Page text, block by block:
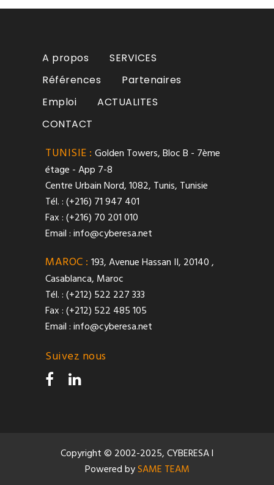
A propos
SERVICES
Références
Partenaires
Emploi
ACTUALITES
CONTACT
TUNISIE : Golden Towers, Bloc B - 7ème
étage - App 7-8
Centre Urbain Nord, 1082, Tunis, Tunisie
Tél. : (+216) 71 947 401
Fax : (+216) 70 201 010
Email :info@cyberesa.net
MAROC : 193, Avenue Hassan II, 20140 ,
Casablanca, Maroc
Tél. : (+212) 522 227 333
Fax : (+212) 522 485 105
Email :info@cyberesa.net
Suivez nous
Copyright © 2002-2025, CYBERESA l
Powered bySAME TEAM